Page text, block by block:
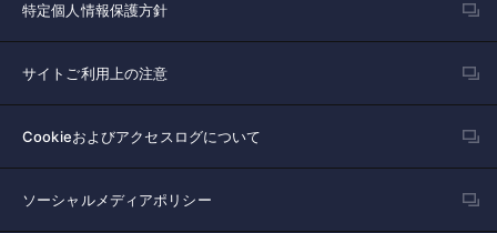
特定個人情報保護方針
サイトご利用上の注意
Cookieおよびアクセスログについて
ソーシャルメディアポリシー